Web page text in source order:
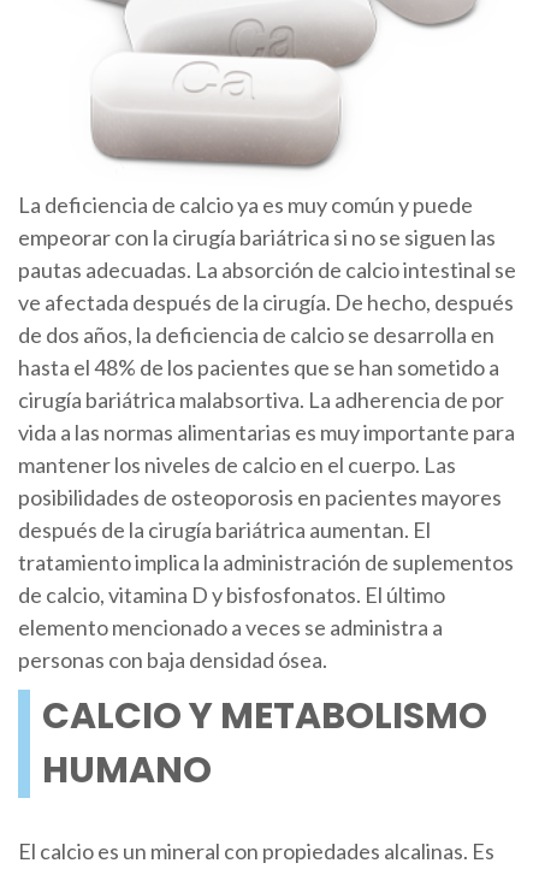
La deficiencia de calcio ya es muy común y puede
empeorar con la cirugía bariátrica si no se siguen las
pautas adecuadas. La absorción de calcio intestinal se
ve afectada después de la cirugía. De hecho, después
de dos años, la deficiencia de calcio se desarrolla en
hasta el 48% de los pacientes que se han sometido a
cirugía bariátrica malabsortiva. La adherencia de por
vida a las normas alimentarias es muy importante para
mantener los niveles de calcio en el cuerpo. Las
posibilidades de osteoporosis en pacientes mayores
después de la cirugía bariátrica aumentan. El
tratamiento implica la administración de suplementos
de calcio, vitamina D y bisfosfonatos. El último
elemento mencionado a veces se administra a
personas con baja densidad ósea.
CALCIO Y METABOLISMO
HUMANO
El calcio es un mineral con propiedades alcalinas. Es